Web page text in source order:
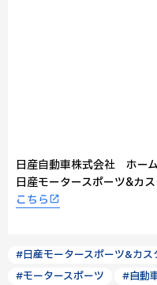
日産自動車株式会社 ホー
日産モータースポーツ&カ
こちら
#日産モータースポーツ&カス
#モータースポーツ
#自動